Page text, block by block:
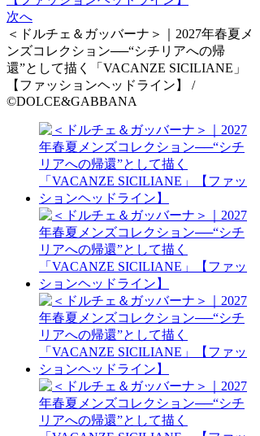
次へ
＜ドルチェ＆ガッバーナ＞｜2027年春夏メ
ンズコレクション──“シチリアへの帰
還”として描く「VACANZE SICILIANE」
【ファッションヘッドライン】 /
©DOLCE&GABBANA